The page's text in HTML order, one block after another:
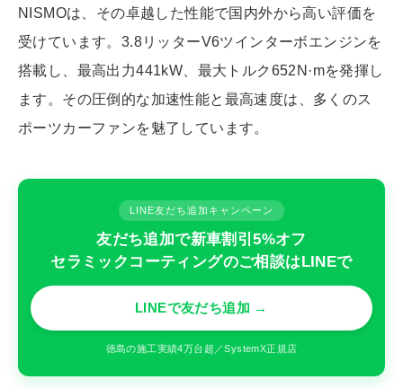
NISMOは、その卓越した性能で国内外から高い評価を
受けています。3.8リッターV6ツインターボエンジンを
搭載し、最高出力441kW、最大トルク652N·mを発揮し
ます。その圧倒的な加速性能と最高速度は、多くのス
ポーツカーファンを魅了しています。
LINE友だち追加キャンペーン
友だち追加で新車割引5%オフ
セラミックコーティングのご相談はLINEで
LINEで友だち追加 →
徳島の施工実績4万台超／SystemX正規店